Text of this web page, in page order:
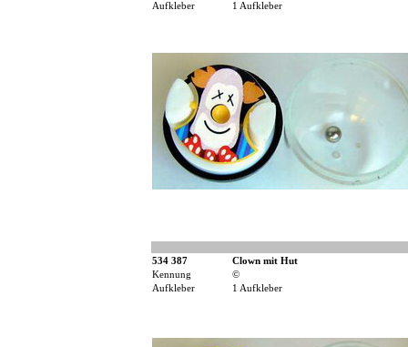
Aufkleber
1 Aufkleber
534 387
Clown mit Hut
Kennung
©
Aufkleber
1 Aufkleber